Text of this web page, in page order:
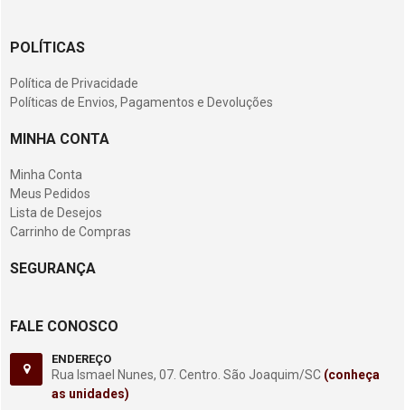
POLÍTICAS
Política de Privacidade
Políticas de Envios, Pagamentos e Devoluções
MINHA CONTA
Minha Conta
Meus Pedidos
Lista de Desejos
Carrinho de Compras
SEGURANÇA
FALE CONOSCO
ENDEREÇO
Rua Ismael Nunes, 07. Centro. São Joaquim/SC (conheça
as unidades)